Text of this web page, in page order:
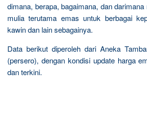
dimana, berapa, bagaimana, dan
mulia terutama emas untuk berbagai
kawin dan lain sebagainya.
Data berikut diperoleh dari Aneka
(persero), dengan kondisi update harga
dan terkini.